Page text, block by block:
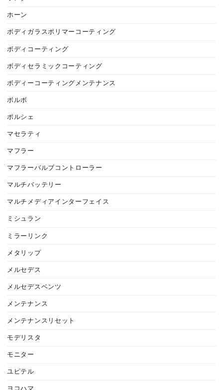
ホーン
ボディガラスポリマーコーティング
ボディコーティング
ボディセラミックコーティング
ボディーコーティングメンテナンス
ボルボ
ポルシェ
マセラティ
マフラー
マフラーバルブコントローラー
マルチバッテリー
マルチメディアインターフェイス
ミシュラン
ミラーリンク
メタリップ
メルセデス
メルセデスベンツ
メンテナンス
メンテナンスリセット
モデリスタ
モニター
ユピテル